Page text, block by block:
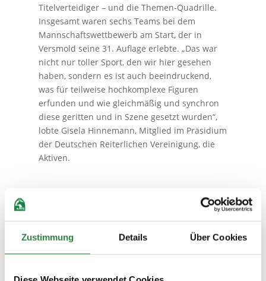
Zustimmung Details Über Cookies
Titelverteidiger – und die Themen-Quadrille.
Insgesamt waren sechs Teams bei dem
Mannschaftswettbewerb am Start, der in
Versmold seine 31. Auflage erlebte. „Das war
nicht nur toller Sport, den wir hier gesehen
haben, sondern es ist auch beeindruckend,
was für teilweise hochkomplexe Figuren
erfunden und wie gleichmäßig und synchron
diese geritten und in Szene gesetzt wurden“,
lobte Gisela Hinnemann, Mitglied im Präsidium
der Deutschen Reiterlichen Vereinigung, die
Aktiven.
Winterhalbjahr